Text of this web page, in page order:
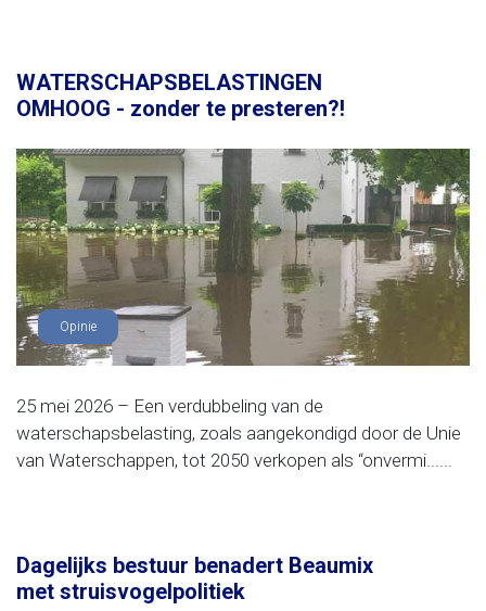
WATERSCHAPSBELASTINGEN
OMHOOG - zonder te presteren?!
Opinie
25 mei 2026 – Een verdubbeling van de
waterschapsbelasting, zoals aangekondigd door de Unie
van Waterschappen, tot 2050 verkopen als “onvermi......
Dagelijks bestuur benadert Beaumix
met struisvogelpolitiek